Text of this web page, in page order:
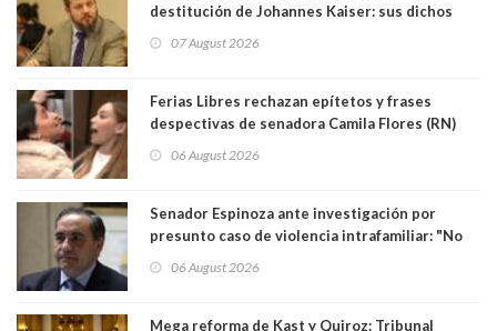
destitución de Johannes Kaiser: sus dichos
justicia constitucional porque no es diputado
07 August 2026
Ferias Libres rechazan epítetos y frases
despectivas de senadora Camila Flores (RN)
06 August 2026
Senador Espinoza ante investigación por
presunto caso de violencia intrafamiliar: "No
antecedentes a Tribunal Supremo
06 August 2026
Mega reforma de Kast y Quiroz: Tribunal